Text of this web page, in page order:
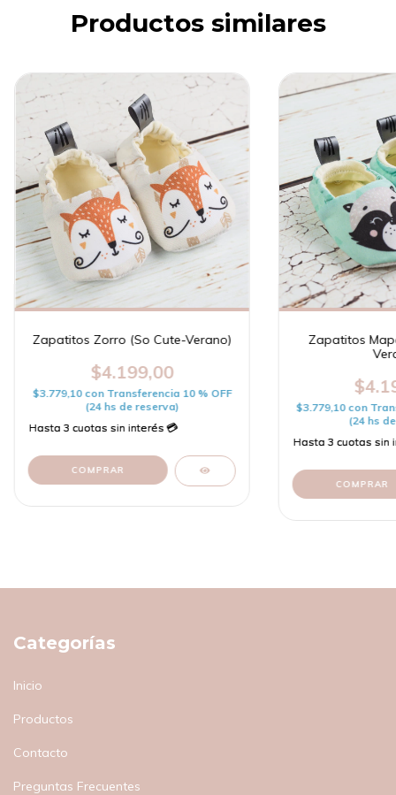
Productos similares
Zapatitos Zorro (So Cute-Verano)
$4.199,00
$3.779,10 con Transferencia 10 % OFF
(24 hs de reserva)
COMPRAR
Zapatitos
$3.779,10 con
(24 hs
COMPRAR
Categorías
Inicio
Productos
Contacto
Preguntas Frecuentes